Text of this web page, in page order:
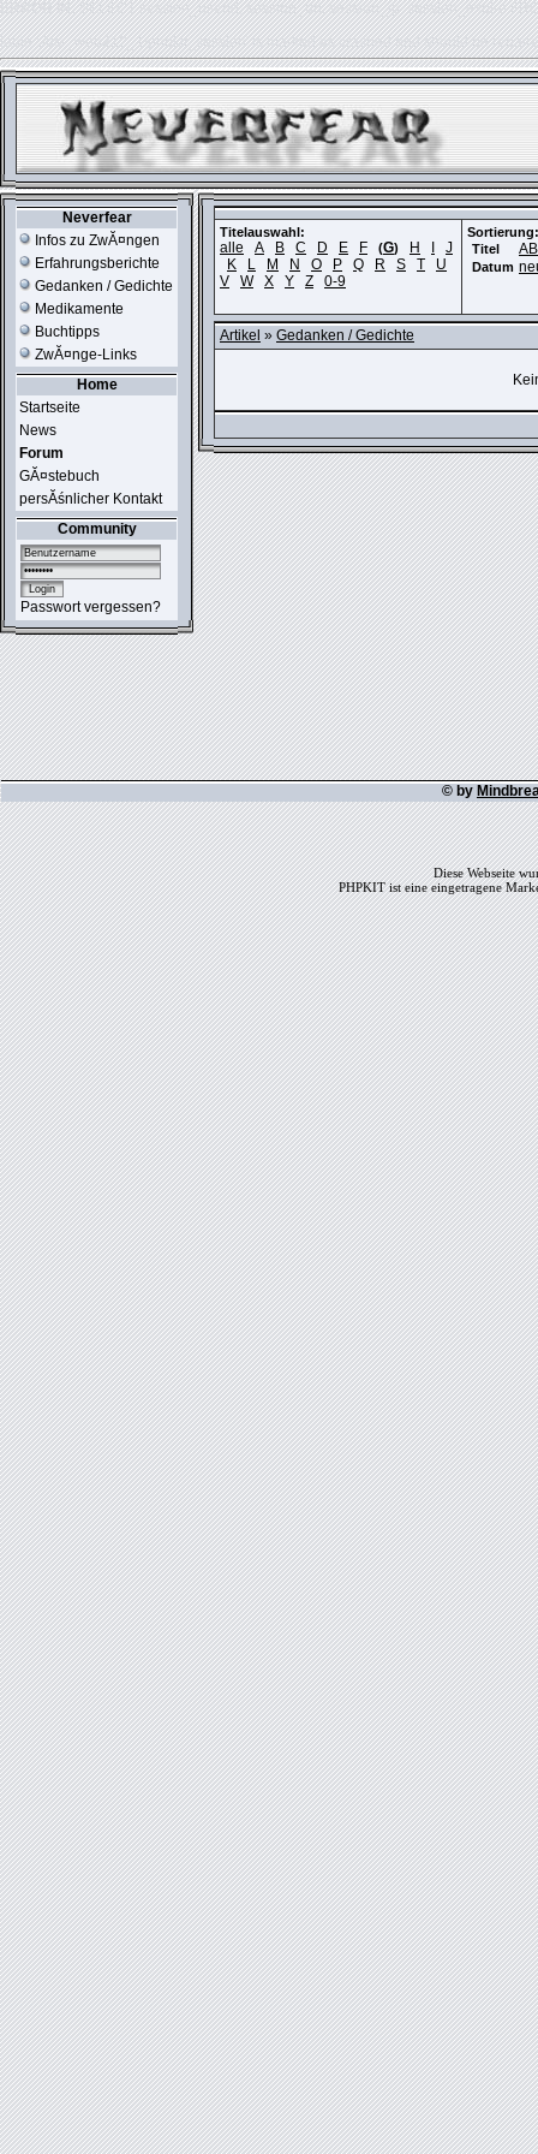
ERROR IN:SELECT session_userid, session_url, session_ip, session_expire
table './usr_web212_1/phpkit_session' is marked as crashed and should be
Neverfear
Infos zu ZwĂ¤ngen
Erfahrungsberichte
Gedanken / Gedichte
Medikamente
Buchtipps
ZwĂ¤nge-Links
Home
Startseite
News
Forum
GĂ¤stebuch
persĂśnlicher Kontakt
Community
Passwort vergessen?
Titelauswahl:
alle A B C D E F (G) H
J
K
L M N O P Q R S T
U
V
W X Y Z 0-9
Sortierung:
Titel
Datum
Artikel » Gedanken / Gedichte
© by
Diese Webseite
PHPKIT ist eine eingetragene